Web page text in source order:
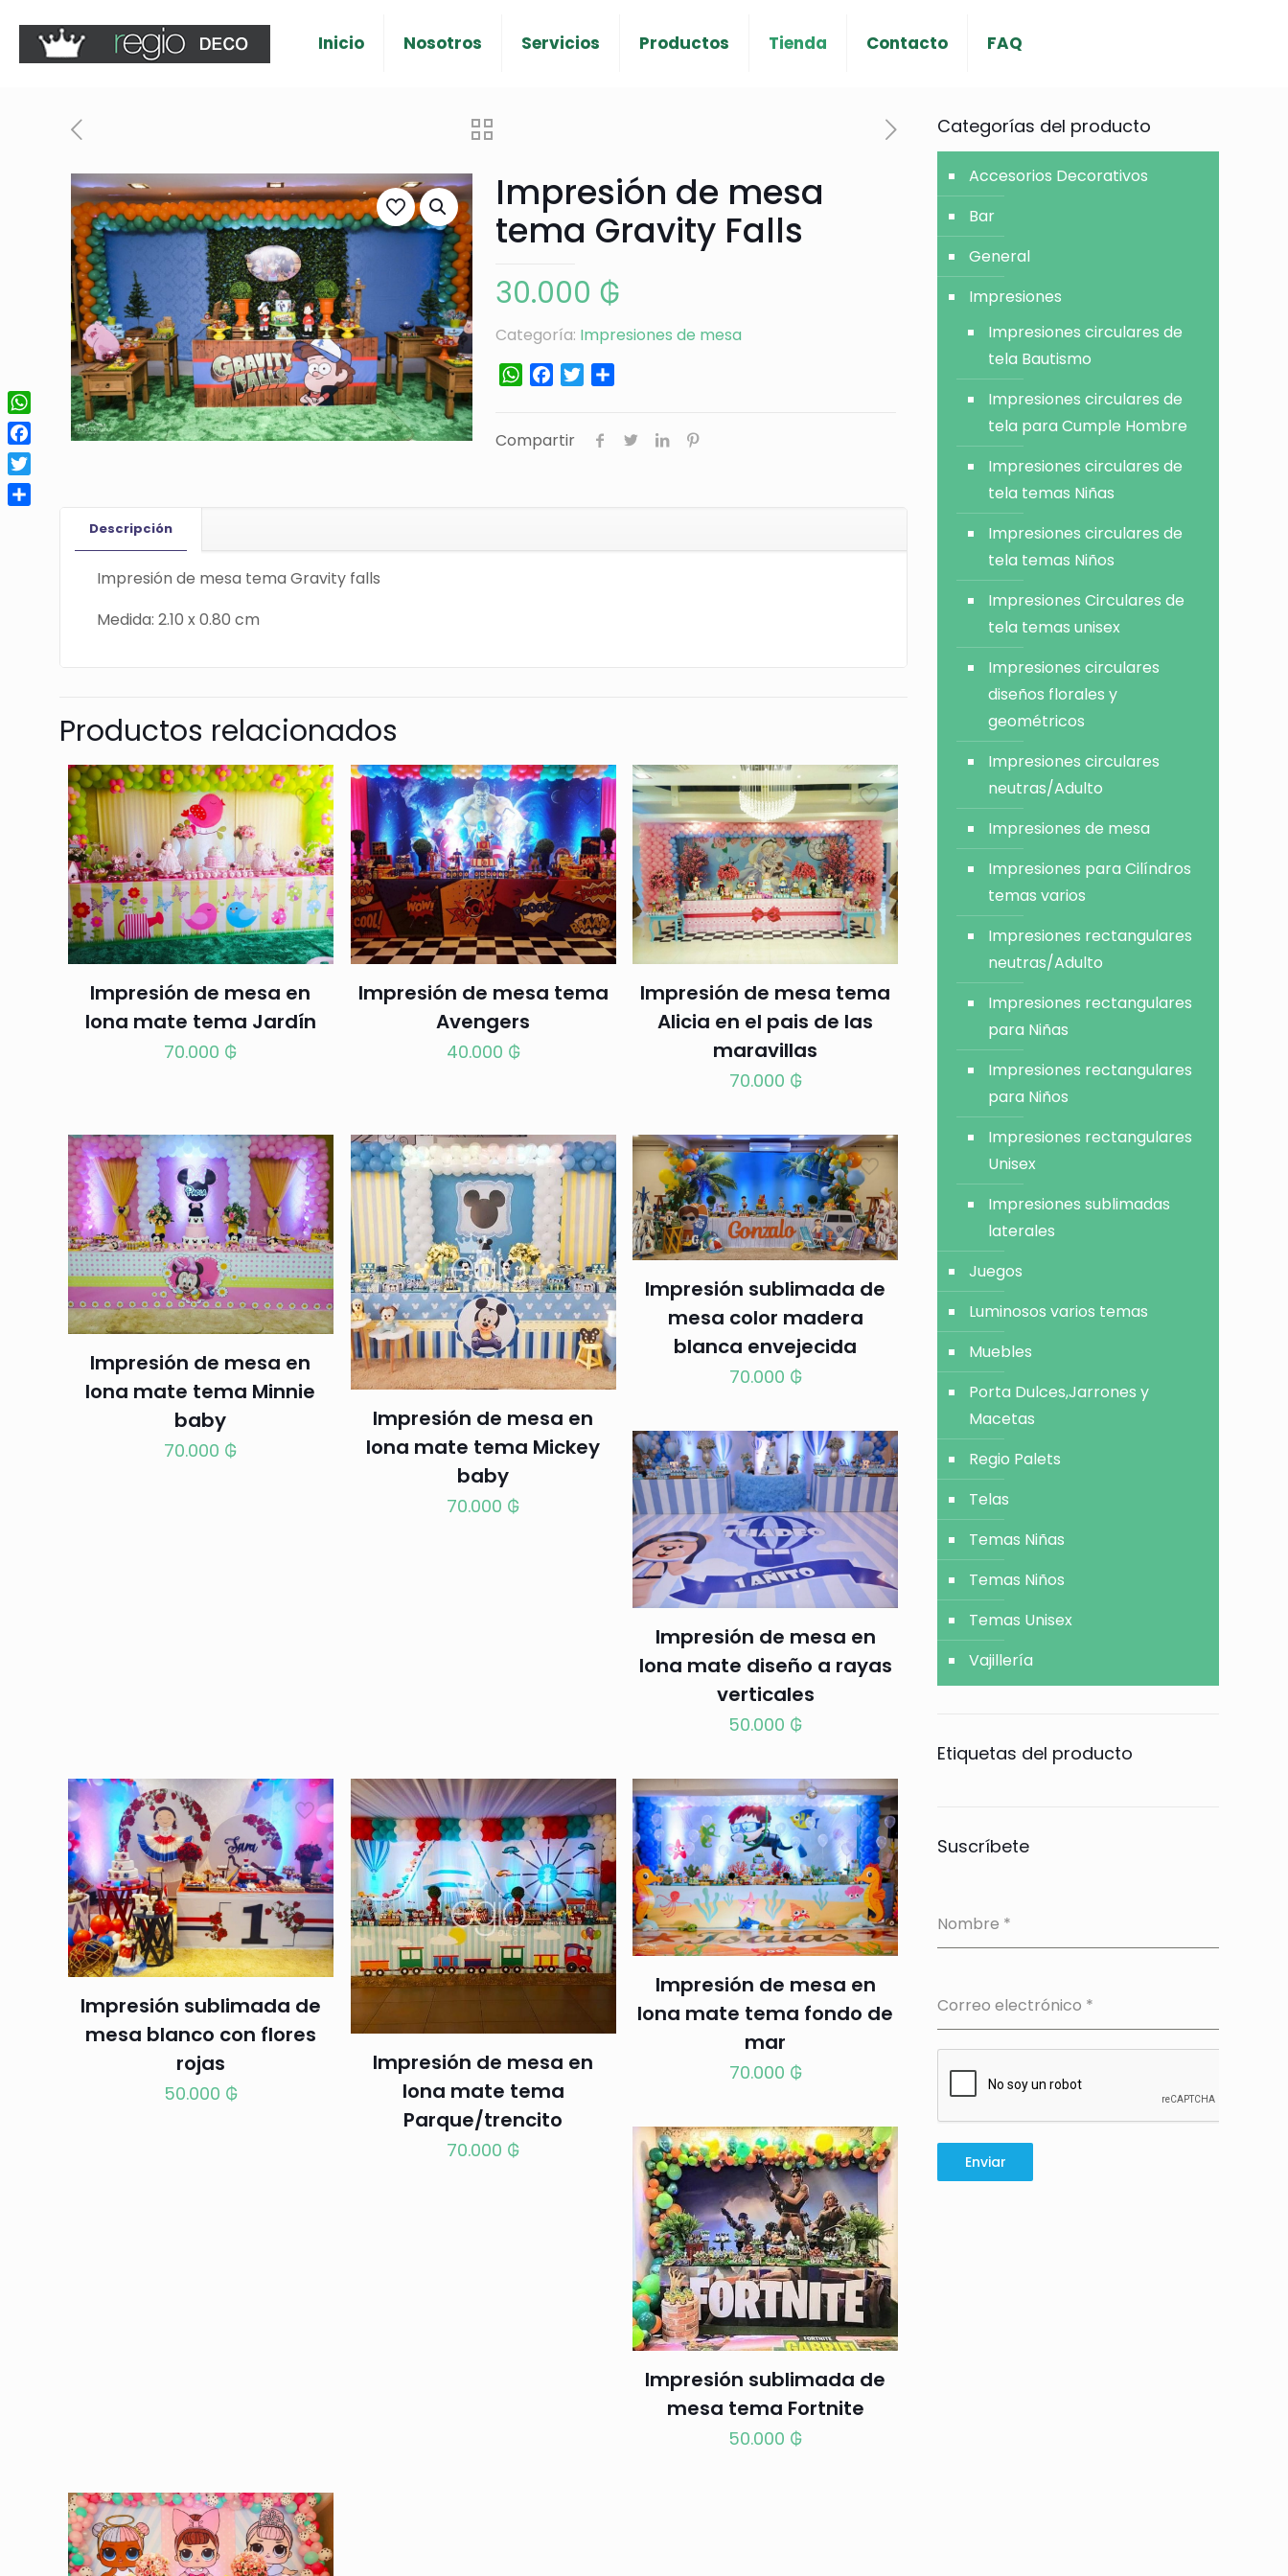
Inicio Nosotros Servicios Productos Tienda Contacto FAQ
Impresión de mesa
tema Gravity Falls
30.000 ₲
Categoría: Impresiones de mesa
WhatsApp
Facebook
Twitter
Compartir
Descripción
Impresión de mesa tema Gravity falls
Medida: 2.10 x 0.80 cm
Productos relacionados
Impresión de mesa en
lona mate tema Jardín
70.000 ₲
Impresión de mesa tema
Avengers
40.000 ₲
Impresión de mesa tema
Alicia en el pais de las
maravillas
70.000 ₲
Impresión de mesa en
lona mate tema Minnie
baby
70.000 ₲
Impresión de mesa en
lona mate tema Mickey
baby
70.000 ₲
Impresión sublimada de
mesa color madera
blanca envejecida
70.000 ₲
Impresión de mesa en
lona mate diseño a rayas
verticales
50.000 ₲
Impresión sublimada de
mesa blanco con flores
rojas
50.000 ₲
Impresión de mesa en
lona mate tema
Parque/trencito
70.000 ₲
Impresión de mesa en
lona mate tema fondo de
mar
70.000 ₲
Impresión sublimada de
mesa tema Fortnite
50.000 ₲
Categorías del producto
Accesorios Decorativos
Bar
General
Impresiones
Impresiones circulares de
tela Bautismo
Impresiones circulares de
tela para Cumple Hombre
Impresiones circulares de
tela temas Niñas
Impresiones circulares de
tela temas Niños
Impresiones Circulares de
tela temas unisex
Impresiones circulares
diseños florales y
geométricos
Impresiones circulares
neutras/Adulto
Impresiones de mesa
Impresiones para Cilíndros
temas varios
Impresiones rectangulares
neutras/Adulto
Impresiones rectangulares
para Niñas
Impresiones rectangulares
para Niños
Impresiones rectangulares
Unisex
Impresiones sublimadas
laterales
Juegos
Luminosos varios temas
Muebles
Porta Dulces,Jarrones y
Macetas
Regio Palets
Telas
Temas Niñas
Temas Niños
Temas Unisex
Vajillería
Etiquetas del producto
Suscríbete
Nombre *
Correo electrónico *
Enviar
WhatsApp
Facebook
Twitter